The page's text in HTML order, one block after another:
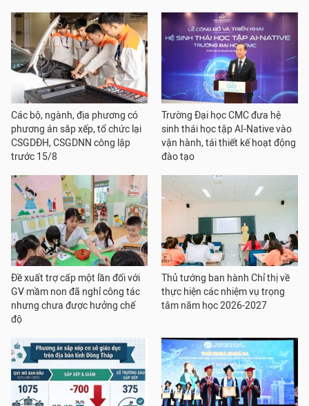
Các bộ, ngành, địa phương có
phương án sắp xếp, tổ chức lại
CSGDĐH, CSGDNN công lập
trước 15/8
Trường Đại học CMC đưa hệ
sinh thái học tập AI-Native vào
vận hành, tái thiết kế hoạt động
đào tạo
Đề xuất trợ cấp một lần đối với
GV mầm non đã nghỉ công tác
nhưng chưa được hưởng chế
độ
Thủ tướng ban hành Chỉ thị về
thực hiện các nhiệm vụ trọng
tâm năm học 2026-2027